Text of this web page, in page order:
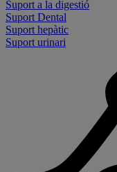
Suport a la digestió
Suport Dental
Suport hepàtic
Suport urinari